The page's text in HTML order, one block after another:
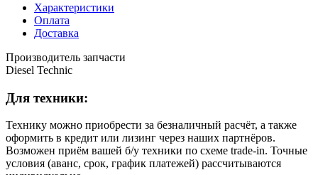
Характеристики
Оплата
Доставка
Производитель запчасти
Diesel Technic
Для техники:
Технику можно приобрести за безналичный расчёт, а также
оформить в кредит или лизинг через наших партнёров.
Возможен приём вашей б/у техники по схеме trade-in. Точные
условия (аванс, срок, график платежей) рассчитываются